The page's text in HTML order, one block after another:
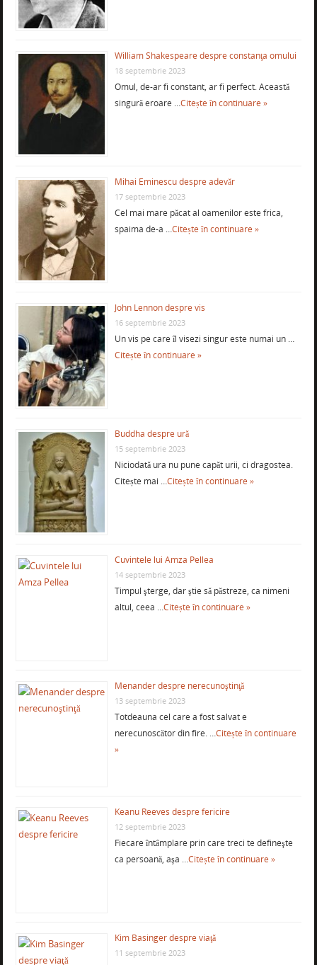
William Shakespeare despre constanţa omului
18 septembrie 2023
Omul, de-ar fi constant, ar fi perfect. Această
singură eroare …Citește în continuare »
Mihai Eminescu despre adevăr
17 septembrie 2023
Cel mai mare păcat al oamenilor este frica,
spaima de-a …Citește în continuare »
John Lennon despre vis
16 septembrie 2023
Un vis pe care îl visezi singur este numai un …
Citește în continuare »
Buddha despre ură
15 septembrie 2023
Niciodată ura nu pune capăt urii, ci dragostea.
Citește mai …Citește în continuare »
Cuvintele lui Amza Pellea
14 septembrie 2023
Timpul şterge, dar ştie să păstreze, ca nimeni
altul, ceea …Citește în continuare »
Menander despre nerecunoştinţă
13 septembrie 2023
Totdeauna cel care a fost salvat e
nerecunoscător din fire. …Citește în continuare
»
Keanu Reeves despre fericire
12 septembrie 2023
Fiecare întâmplare prin care treci te defineşte
ca persoană, aşa …Citește în continuare »
Kim Basinger despre viaţă
11 septembrie 2023